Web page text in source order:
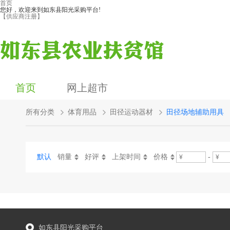
首页
您好，欢迎来到如东县阳光采购平台!
【供应商注册】
首页 网上超市
所有分类 体育用品 田径运动器材 田径场地辅助用具
默认 销量 好评 上架时间 价格 -
如东县阳光采购平台